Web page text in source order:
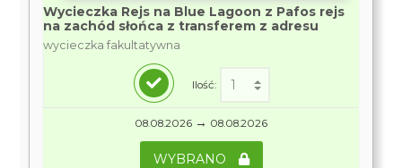
Wycieczka Rejs na Blue Lagoon z Pafos rejs
na zachód słońca z transferem z adresu
wycieczka fakultatywna
Ilość:
08.08.2026 → 08.08.2026
WYBRANO